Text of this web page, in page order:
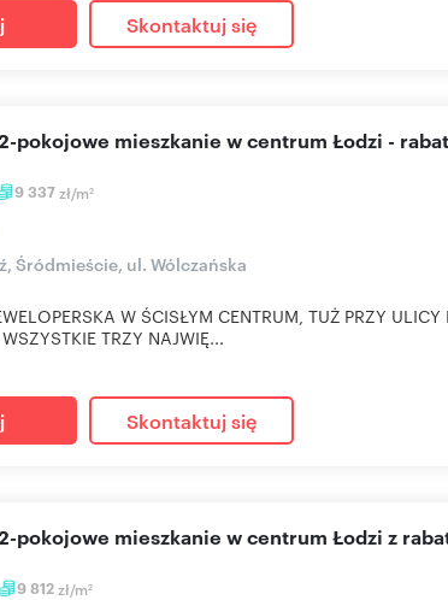
Skontaktuj się
9 337zł/m2
2-pokojowe mieszkanie w centrum Łodzi -
Śródmieście, ul. Wólczańska
W ŚCISŁYM CENTRUM, TUŻ PRZY
TRZY NAJWIĘ...
Skontaktuj się
9 812zł/m2
2-pokojowe mieszkanie w centrum Łodzi z